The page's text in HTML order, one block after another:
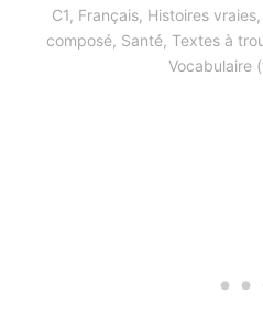
C1, Français, Histoires vraies,
composé, Santé, Textes à
Vocabulaire